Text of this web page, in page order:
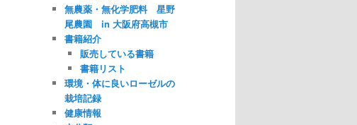
無農薬・無化学肥料 星野
尾農園 in 大阪府高槻市
書籍紹介
販売している書籍
書籍リスト
環境・体に良いローゼルの
栽培記録
健康情報